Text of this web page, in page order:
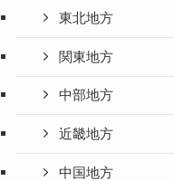
東北地方
関東地方
中部地方
近畿地方
中国地方